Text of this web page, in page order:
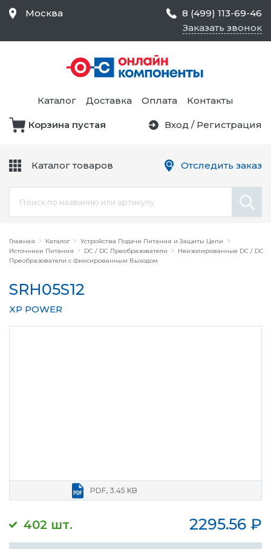
Главная Каталог
Устройства Подачи Питания и Защиты Цепи
Источники Питания
DC / DC Преобразователи
Неизолированные DC / DC
Преобразователи с Фиксированным Выходом
SRH05S12
XP POWER
402 шт. 2295.56 ₽
PDF, 3.45 KB
Москва
8 (499) 113-69-46
Заказать звонок
Каталог Доставка Оплата Контакты
Корзина пустая Вход / Регистрация
Каталог товаров
Средства Контроля
Статического
Электричества и
Безопасности,
Товары для Чистых
Цепи
Оборудование
Отследить заказ